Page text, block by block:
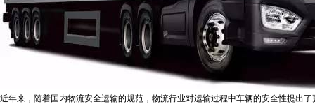
近年来，随着国内物流安全运输的规范，物流行业对运输过程中车辆的安全性提出